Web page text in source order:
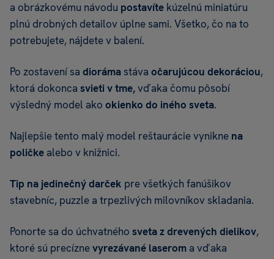
a obrázkovému návodu postavíte kúzelnú miniatúru
plnú drobných detailov úplne sami. Všetko, čo na to
potrebujete, nájdete v balení.
Po zostavení sa dioráma stáva očarujúcou dekoráciou,
ktorá dokonca svieti v tme,vďaka čomu pôsobí
výsledný model ako okienko do iného sveta.
Najlepšie tento malý model reštaurácie vynikne na
poličke alebo v knižnici.
Tip na jedinečný darček pre všetkých fanúšikov
stavebníc, puzzle a trpezlivých milovníkov skladania.
Ponorte sa do úchvatného sveta z drevených dielikov,
ktoré sú precíznevyrezávané laserom a vďaka